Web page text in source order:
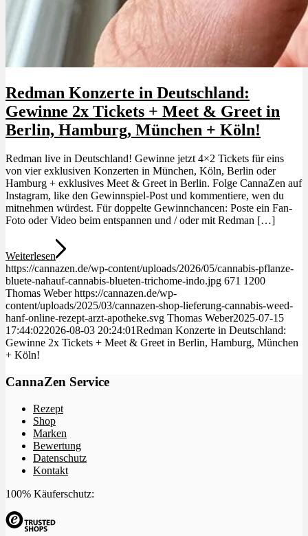
Redman Konzerte in Deutschland:
Gewinne 2x Tickets + Meet & Greet in
Berlin, Hamburg, München + Köln!
Redman live in Deutschland! Gewinne jetzt 4×2 Tickets für eins
von vier exklusiven Konzerten in München, Köln, Berlin oder
Hamburg + exklusives Meet & Greet in Berlin. Folge CannaZen auf
Instagram, like den Gewinnspiel-Post und kommentiere, wen du
mitnehmen würdest. Für doppelte Gewinnchancen: Poste ein Fan-
Foto oder Video beim entspannen und / oder mit Redman […]
Weiterlesen
https://cannazen.de/wp-content/uploads/2026/05/cannabis-pflanze-
bluete-nahauf-cannabis-blueten-trichome-indo.jpg 671 1200
Thomas Weber https://cannazen.de/wp-
content/uploads/2025/03/cannazen-shop-lieferung-cannabis-weed-
hanf-online-rezept-arzt-apotheke.svg Thomas Weber2025-07-15
17:44:022026-08-03 20:24:01Redman Konzerte in Deutschland:
Gewinne 2x Tickets + Meet & Greet in Berlin, Hamburg, München
+ Köln!
CannaZen Service
Rezept
Shop
Marken
Bewertung
Datenschutz
Kontakt
100% Käuferschutz: